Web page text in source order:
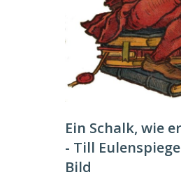
Ein Schalk, wie
- Till
Bild